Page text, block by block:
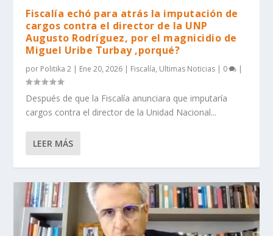
Fiscalía echó para atrás la imputación de
cargos contra el director de la UNP
Augusto Rodríguez, por el magnicidio de
Miguel Uribe Turbay ,porqué?
por Politika 2 | Ene 20, 2026 | Fiscalía, Ultimas Noticias | 0 |
Después de que la Fiscalía anunciara que imputaría
cargos contra el director de la Unidad Nacional...
LEER MÁS